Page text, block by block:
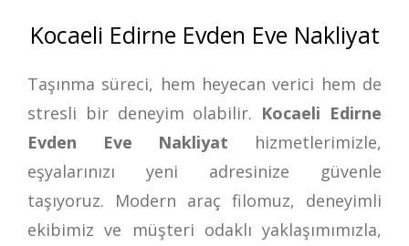
Kocaeli Edirne Evden Eve Nakliyat
Taşınma süreci, hem heyecan verici hem de
stresli bir deneyim olabilir. Kocaeli Edirne
Evden Eve Nakliyat hizmetlerimizle,
eşyalarınızı yeni adresinize güvenle
taşıyoruz. Modern araç filomuz, deneyimli
ekibimiz ve müşteri odaklı yaklaşımımızla,